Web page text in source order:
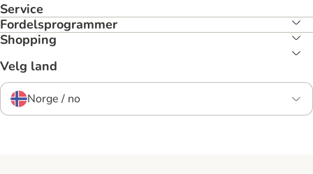
Service
Fordelsprogrammer
Shopping
Velg land
Norge / no